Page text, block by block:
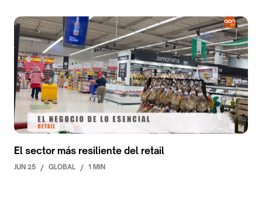
El sector más resiliente del retail
JUN 25 / GLOBAL / 1 MIN